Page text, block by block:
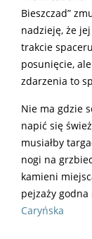
Bieszczad”
nadzieję, że
trakcie
posunięcie,
zdarzenia to
Nie ma gdzie
napić się
musiałby
nogi na
kamieni
pejzaży
Caryńska